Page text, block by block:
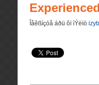
Îåêßíçóå áðü ôï ìÝëïò